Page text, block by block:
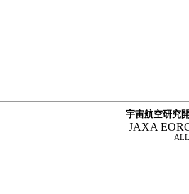
宇宙航空研究
JAXA